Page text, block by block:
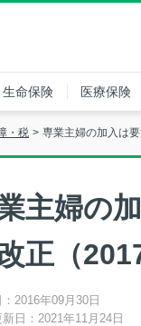
生命保険 医療保険
・税 専業主婦の加入は
主婦の
正（
2016年09月30日
日：2021年11月24日